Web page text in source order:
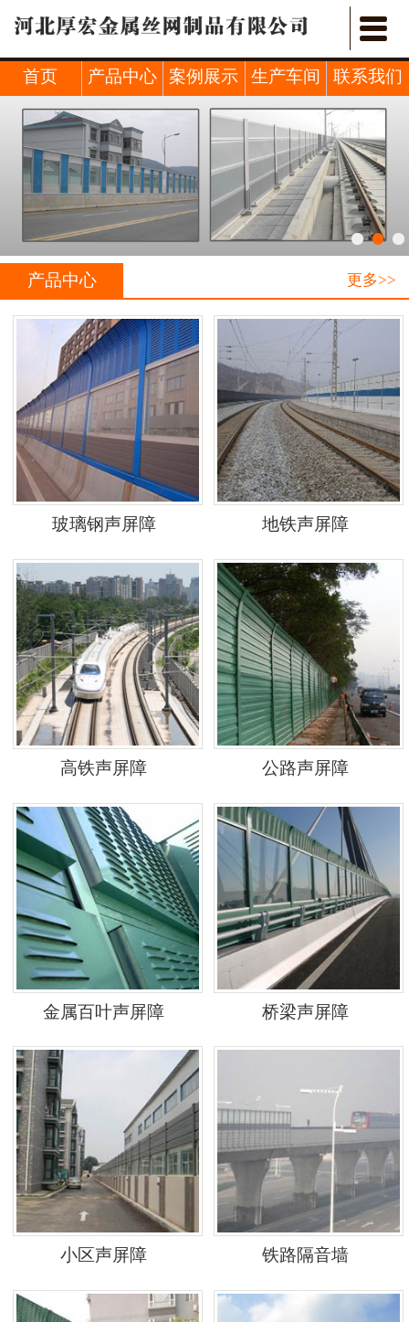

关于我们
产品中心
新闻中心
行业新闻
案例展示
车间展示
联系我们

首页 产品中心 案例展示 生产车间 联系我们
更多>>
产品中心
玻璃钢声屏障 地铁声屏障
高铁声屏障 公路声屏障
金属百叶声屏障 桥梁声屏障
小区声屏障 铁路隔音墙